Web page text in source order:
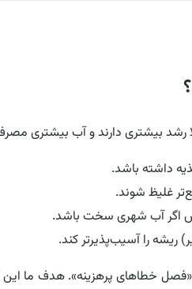
رشد بیشتری دارند و آب بیشتری
داشته باشد.
غلیظ شوند.
ریشه را آسیب‌پذیرتر کند.
خطاهای پرهزینه». هدف ما این